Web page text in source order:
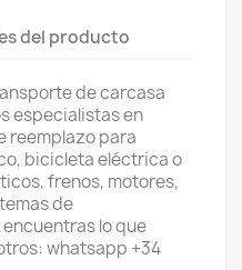
del producto
de carcasa
especialistas en
reemplazo para
bicicleta eléctrica o
frenos, motores,
de
lo que
whatsapp +34